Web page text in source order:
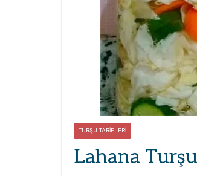
TURŞU TARIFLERI
Lahana